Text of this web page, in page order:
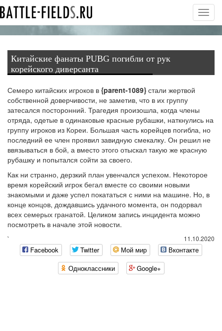
Китайские фанаты PUBG погибли от рук
корейского диверсанта
Семеро китайских игроков в {parent-1089} стали жертвой
собственной доверчивости, не заметив, что в их группу
затесался посторонний. Трагедия произошла, когда члены
отряда, одетые в одинаковые красные рубашки, наткнулись на
группу игроков из Кореи. Большая часть корейцев погибла, но
последний ее член проявил завидную смекалку. Он решил не
ввязываться в бой, а вместо этого отыскал такую же красную
рубашку и попытался сойти за своего.
Как ни странно, дерзкий план увенчался успехом. Некоторое
время корейский игрок бегал вместе со своими новыми
знакомыми и даже успел покататься с ними на машине. Но, в
конце концов, дождавшись удачного момента, он подорвал
всех семерых гранатой. Целиком запись инцидента можно
посмотреть в начале этой новости.
11.10.2020
`
Facebook Twitter Мой мир
Вконтакте
Одноклассники
Google+